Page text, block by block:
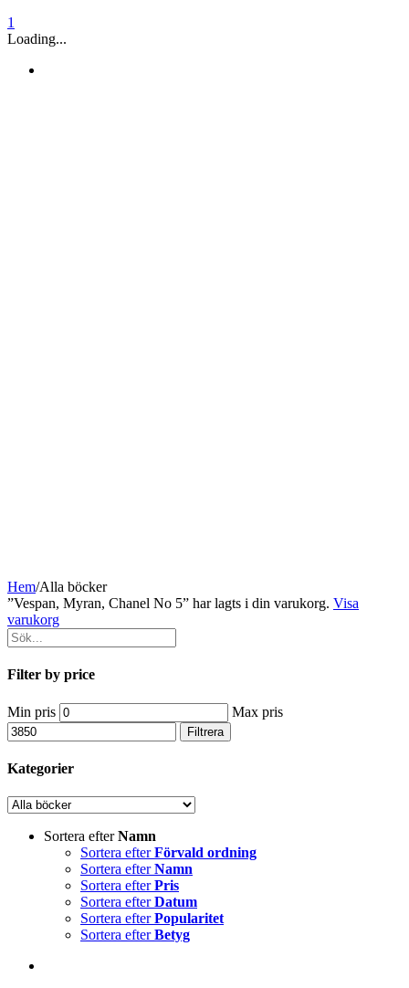
1
Loading...
Hem/Alla böcker
”Vespan, Myran, Chanel No 5” har lagts i din varukorg. Visa
varukorg
Filter by price
Min pris Max pris
Filtrera
Kategorier
Sortera efterNamn
Sortera efterFörvald ordning
Sortera efterNamn
Sortera efterPris
Sortera efterDatum
Sortera efterPopularitet
Sortera efterBetyg